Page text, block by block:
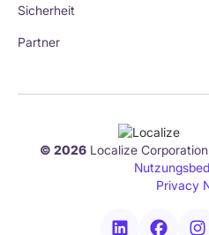
Sicherheit
Partner
© 2026 Localize
Privacy